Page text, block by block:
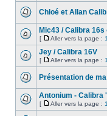
Chloé et Allan
Mic43 / Calibra 16s
[ Aller vers la page : 1
Jey / Calibra 16V
[ Aller vers la page : 1
Présentation de
Antonium - Calibra
[ Aller vers la page : 1